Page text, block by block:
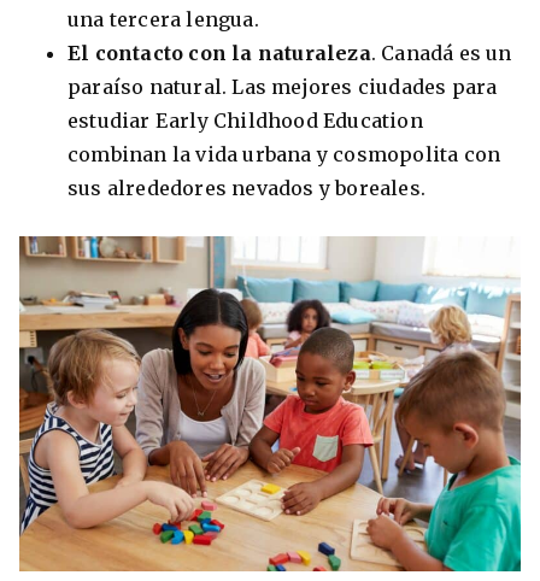
una tercera lengua.
El contacto con la naturaleza. Canadá es un
paraíso natural. Las mejores ciudades para
estudiar Early Childhood Education
combinan la vida urbana y cosmopolita con
sus alrededores nevados y boreales.